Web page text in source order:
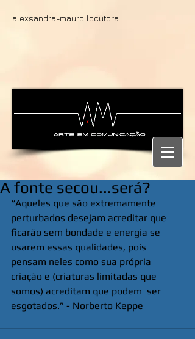
alexsandra-mauro locutora
A fonte secou...será?
“Aqueles que são extremamente
perturbados desejam acreditar que
ficarão sem bondade e energia se
usarem essas qualidades, pois
pensam neles como sua própria
criação e (criaturas limitadas que
somos) acreditam que podem  ser
esgotados.” - Norberto Keppe